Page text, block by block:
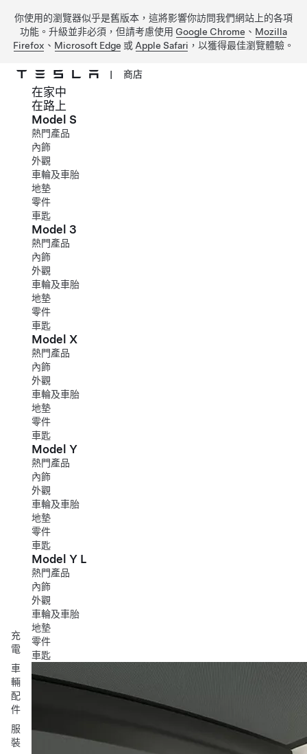
你使用的瀏覽器似乎是舊版本，這將影響你訪問我們網站上的各項
功能。升級並非必須，但請考慮使用 Google Chrome 、 Mozilla
Firefox 、 Microsoft Edge 或 Apple Safari ，以獲得最佳瀏覽體驗。
跳到主要內容
| 商店
充
電
車
輛
配
件
服
裝
在家中
在路上
Model S
熱門產品
內飾
外觀
車輪及車胎
地墊
零件
車匙
Model 3
熱門產品
內飾
外觀
車輪及車胎
地墊
零件
車匙
Model X
熱門產品
內飾
外觀
車輪及車胎
地墊
零件
車匙
Model Y
熱門產品
內飾
外觀
車輪及車胎
地墊
零件
車匙
Model Y L
熱門產品
內飾
外觀
車輪及車胎
地墊
零件
車匙